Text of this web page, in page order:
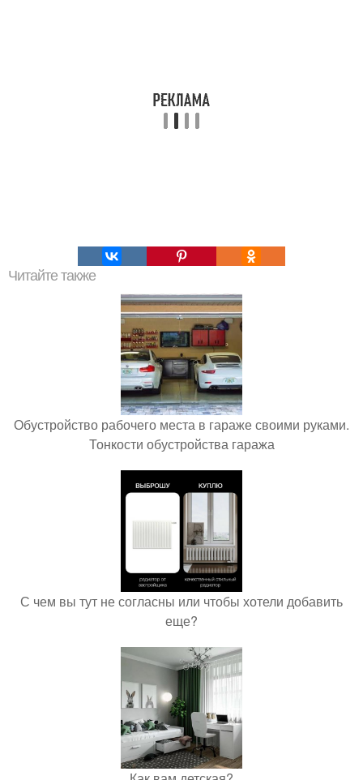
Читайте также
Обустройство рабочего места в гараже своими руками.
Тонкости обустройства гаража
С чем вы тут не согласны или чтобы хотели добавить
еще?